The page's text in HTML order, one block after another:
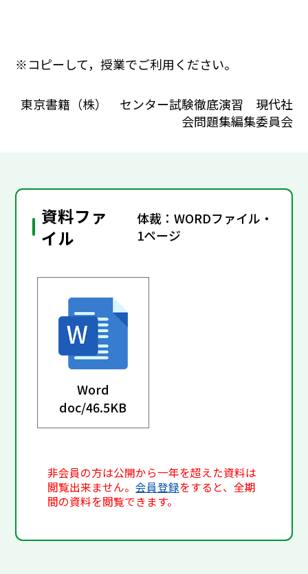
※コピーして，授業でご利用ください。
東京書籍（株） センター試験徹底演習 現代社
会問題集編集委員会
資料ファ
イル
体裁：WORDファイル・
1ページ
Word
doc/46.5KB
非会員の方は公開から一年を超えた資料は
閲覧出来ません。会員登録をすると、全期
間の資料を閲覧できます。